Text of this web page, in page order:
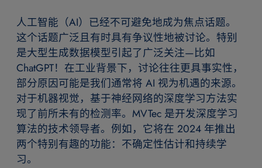
人工智能（AI）已经不可避免地成为焦点话题。
这个话题广泛且有时具有争议性地被讨论。特别
是大型生成数据模型引起了广泛关注—比如
ChatGPT！在工业背景下，讨论往往更具事实性，
部分原因可能是我们通常将 AI 视为机遇的来源。
对于机器视觉，基于神经网络的深度学习方法实
现了前所未有的检测率。MVTec 是开发深度学习
算法的技术领导者。例如，它将在 2024 年推出
两个特别有趣的功能：不确定性估计和持续学
习。